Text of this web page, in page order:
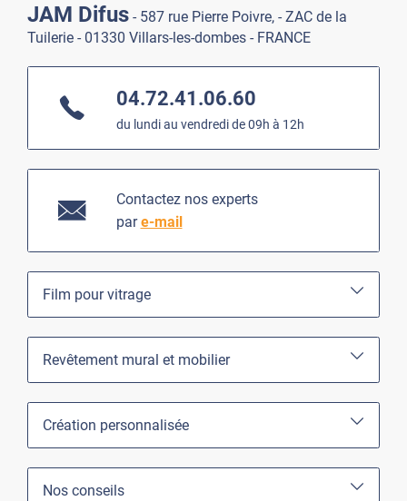
JAM Difus - 587 rue Pierre Poivre, - ZAC de la
Tuilerie - 01330 Villars-les-dombes - FRANCE
04.72.41.06.60
du lundi au vendredi de 09h à 12h
Contactez nos experts
pare-mail
Film pour vitrage
Revêtement mural et mobilier
Création personnalisée
Nos conseils